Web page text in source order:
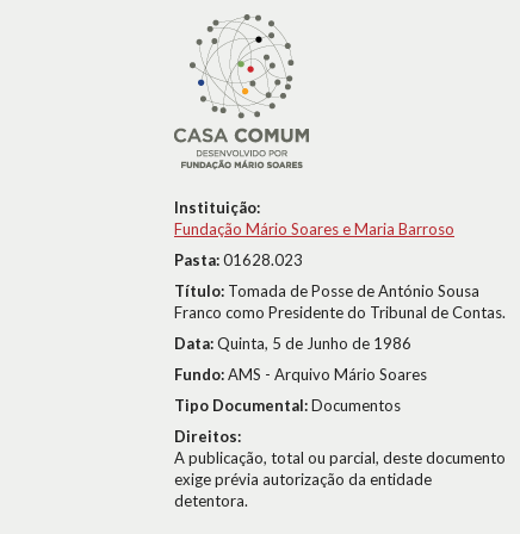
Instituição:
Fundação Mário Soares e Maria Barroso
Pasta:01628.023
Título: Tomada de Posse de António Sousa
Franco como Presidente do Tribunal de Contas.
Data:Quinta, 5 de Junho de 1986
Fundo:AMS - Arquivo Mário Soares
Tipo Documental:Documentos
Direitos:
A publicação, total ou parcial, deste documento
exige prévia autorização da entidade
detentora.